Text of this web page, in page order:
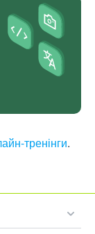
тренінги.